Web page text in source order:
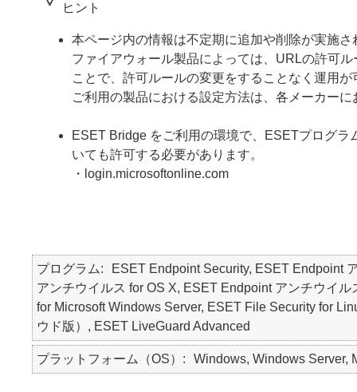
ヒント
本ページ内の情報は不定期に追加や削除が実施さ
ファイアウォール製品によっては、URLの許可
ことで、許可ルールの変更をすることなく運用
ご利用の製品における設定方法は、各メーカー
ESET Bridge をご利用の環境で、ESETプログ
いても許可する必要があります。
・login.microsoftonline.com
プログラム
ESET Endpoint Security, ESET Endpoint
アンチウイルス for OS X, ESET Endpoint アンチウイ
for Microsoft Windows Server, ESET File Security for
ウド版）, ESET LiveGuard Advanced
プラットフォーム（OS） Windows, Windows Server,